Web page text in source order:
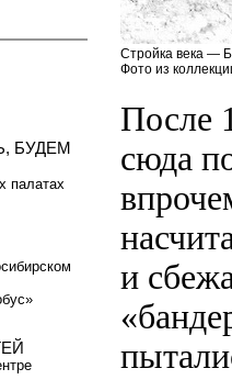
Стройка века —
Фото из
После
сюда
и
БУДЕМ
палатах